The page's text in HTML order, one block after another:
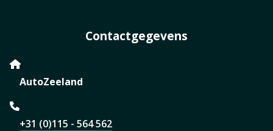
Contactgegevens
AutoZeeland
+31 (0)115 - 564 562